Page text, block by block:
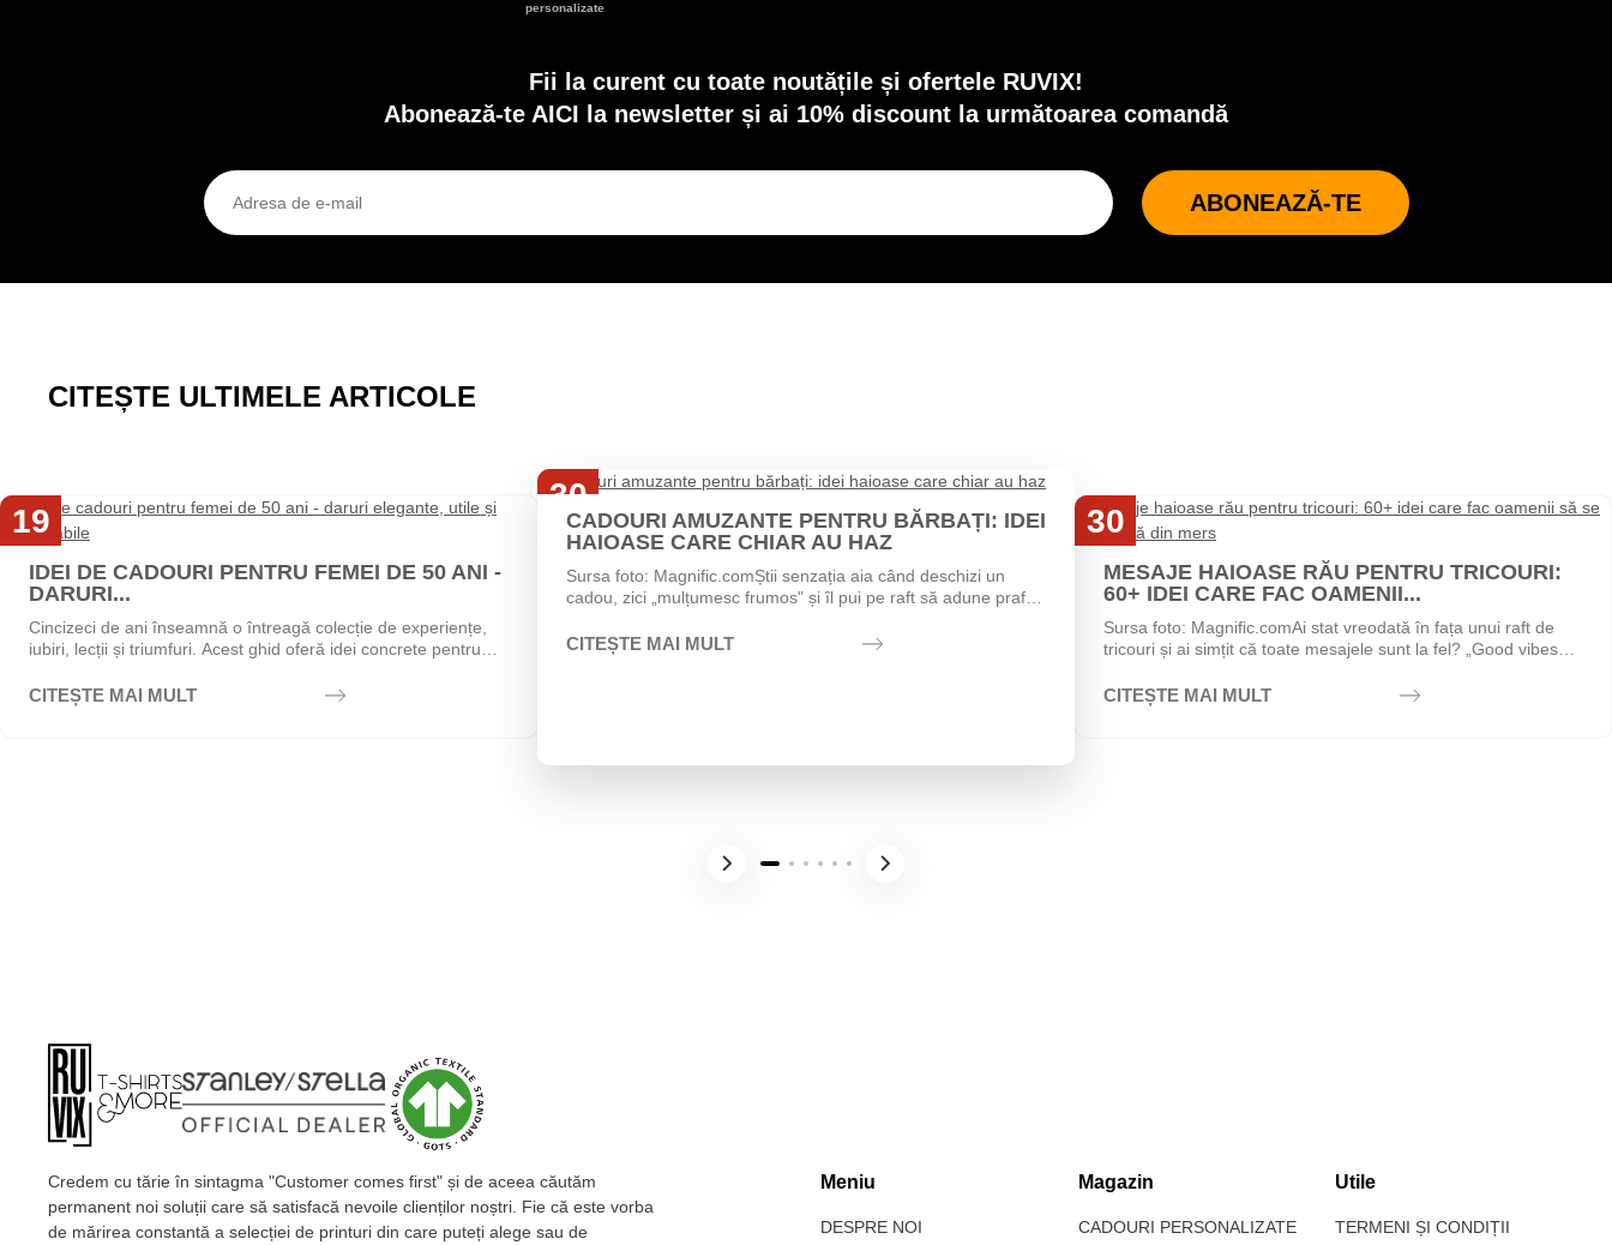
personalizate
Fii la curent cu toate noutățile și ofertele RUVIX!
Abonează-te AICI la newsletter și ai 10% discount la următoarea comandă
ABONEAZĂ-TE
CITEȘTE ULTIMELE ARTICOLE
19
IDEI DE CADOURI PENTRU FEMEI DE 50 ANI -
DARURI...
Cincizeci de ani înseamnă o întreagă colecție de experiențe,
iubiri, lecții și triumfuri. Acest ghid oferă idei concrete pentru
CITEȘTE MAI MULT
30
Iul
CADOURI AMUZANTE PENTRU BĂRBAȚI: IDEI
HAIOASE CARE CHIAR AU HAZ
Sursa foto: Magnific.comȘtii senzația aia când deschizi un
cadou, zici „mulțumesc frumos" și îl pui pe raft să adune praf?
CITEȘTE MAI MULT
30
MESAJE HAIOASE RĂU PENTRU TRICOURI:
60+ IDEI CARE FAC OAMENII...
Sursa foto: Magnific.comAi stat vreodată în fața unui raft de
tricouri și ai simțit că toate mesajele sunt la fel? „Good vibes
CITEȘTE MAI MULT
Credem cu tărie în sintagma "Customer comes first" și de aceea căutăm
permanent noi soluții care să satisfacă nevoile clienților noștri. Fie că este vorba
de mărirea constantă a selecției de printuri din care puteți alege sau de
Meniu
DESPRE NOI
Magazin
CADOURI PERSONALIZATE
Utile
TERMENI ȘI CONDIȚII